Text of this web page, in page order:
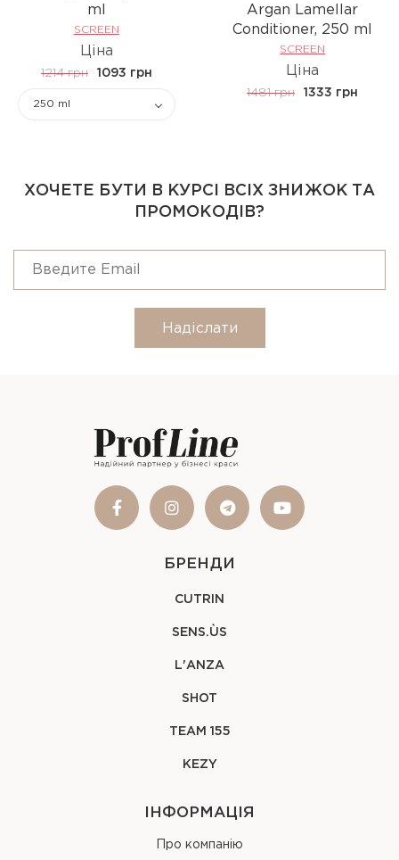
ml
SCREEN
Ціна
1214 грн 1093 грн
250 ml
Argan Lamellar
Conditioner, 250 ml
SCREEN
Ціна
1481 грн 1333 грн
ХОЧЕТЕ БУТИ В КУРСІ ВСІХ ЗНИЖОК ТА
ПРОМОКОДІВ?
Надіслати
БРЕНДИ
CUTRIN
SENS.ÙS
L'ANZA
SHOT
TEAM 155
KEZY
ІНФОРМАЦІЯ
Про компанію